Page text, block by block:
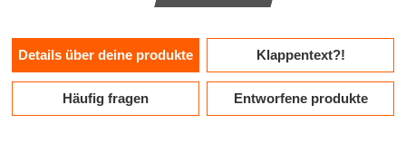
Details über deine produkte Klappentext?!
Häufig fragen Entworfene produkte